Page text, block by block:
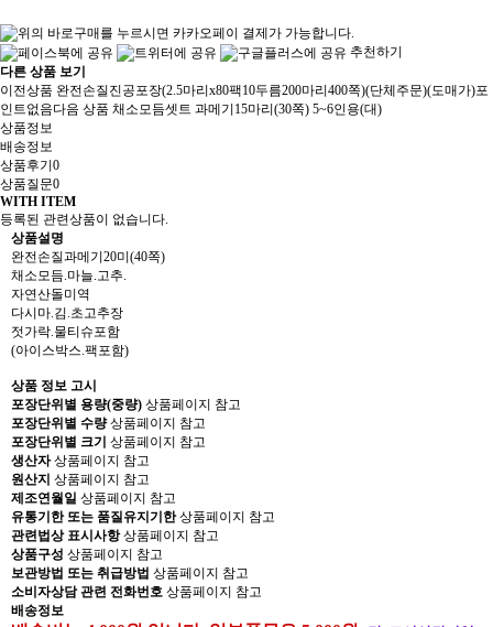
추천하기
다른 상품 보기
이전상품 완전손질진공포장(2.5마리x80팩10두름200마리400쪽)(단체주문)(도매가)포
인트없음다음 상품 채소모듬셋트 과메기15마리(30쪽) 5~6인용(대)
상품정보
배송정보
상품후기0
상품질문0
WITH ITEM
등록된 관련상품이 없습니다.
상품설명
완전손질과메기20미(40쪽)
채소모듬.마늘.고추.
자연산돌미역
다시마.김.초고추장
젓가락.물티슈포함
(아이스박스.팩포함)
상품 정보 고시
포장단위별 용량(중량) 상품페이지 참고
포장단위별 수량 상품페이지 참고
포장단위별 크기 상품페이지 참고
생산자 상품페이지 참고
원산지 상품페이지 참고
제조연월일 상품페이지 참고
유통기한 또는 품질유지기한 상품페이지 참고
관련법상 표시사항 상품페이지 참고
상품구성 상품페이지 참고
보관방법 또는 취급방법 상품페이지 참고
소비자상담 관련 전화번호 상품페이지 참고
배송정보